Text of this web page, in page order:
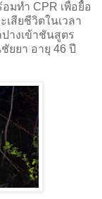
มทำ CPR เพื่อยื้อ
เสียชีวิตในเวลา
างเข้าชันสูตร
ยยา อายุ 46 ปี